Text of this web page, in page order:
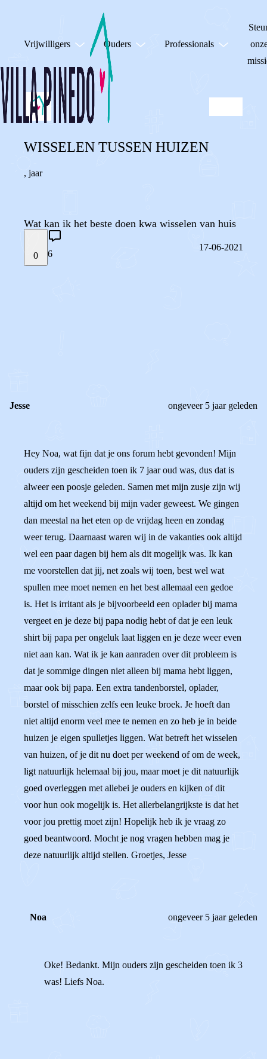
Vrijwilligers Ouders Professionals
WISSELEN TUSSEN HUIZEN
, jaar
Wat kan ik het beste doen kwa wisselen van huis
0 6
17-06-2021
Jesse ongeveer 5 jaar geleden
Hey Noa, wat fijn dat je ons forum hebt gevonden! Mijn
ouders zijn gescheiden toen ik 7 jaar oud was, dus dat is
alweer een poosje geleden. Samen met mijn zusje zijn wij
altijd om het weekend bij mijn vader geweest. We gingen
dan meestal na het eten op de vrijdag heen en zondag
weer terug. Daarnaast waren wij in de vakanties ook altijd
wel een paar dagen bij hem als dit mogelijk was. Ik kan
me voorstellen dat jij, net zoals wij toen, best wel wat
spullen mee moet nemen en het best allemaal een gedoe
is. Het is irritant als je bijvoorbeeld een oplader bij mama
vergeet en je deze bij papa nodig hebt of dat je een leuk
shirt bij papa per ongeluk laat liggen en je deze weer even
niet aan kan. Wat ik je kan aanraden over dit probleem is
dat je sommige dingen niet alleen bij mama hebt liggen,
maar ook bij papa. Een extra tandenborstel, oplader,
borstel of misschien zelfs een leuke broek. Je hoeft dan
niet altijd enorm veel mee te nemen en zo heb je in beide
huizen je eigen spulletjes liggen. Wat betreft het wisselen
van huizen, of je dit nu doet per weekend of om de week,
ligt natuurlijk helemaal bij jou, maar moet je dit natuurlijk
goed overleggen met allebei je ouders en kijken of dit
voor hun ook mogelijk is. Het allerbelangrijkste is dat het
voor jou prettig moet zijn! Hopelijk heb ik je vraag zo
goed beantwoord. Mocht je nog vragen hebben mag je
deze natuurlijk altijd stellen. Groetjes, Jesse
Noa ongeveer 5 jaar geleden
Oke! Bedankt. Mijn ouders zijn gescheiden toen ik 3
was! Liefs Noa.